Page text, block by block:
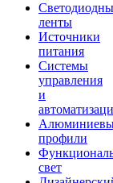
ленты
Источники
питания
Системы
управления
и
профили
свет